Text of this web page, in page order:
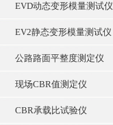
EVD动态变形模量测试仪
EV2静态变形模量测试仪
公路路面平整度测定仪
现场CBR值测定仪
CBR承载比试验仪